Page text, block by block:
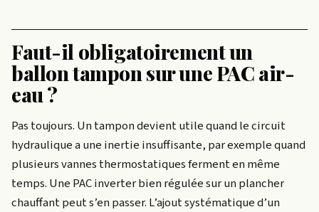
Faut-il obligatoirement un
ballon tampon sur une PAC air-
eau ?
Pas toujours. Un tampon devient utile quand le circuit
hydraulique a une inertie insuffisante, par exemple quand
plusieurs vannes thermostatiques ferment en même
temps. Une PAC inverter bien régulée sur un plancher
chauffant peut s’en passer. L’ajout systématique d’un